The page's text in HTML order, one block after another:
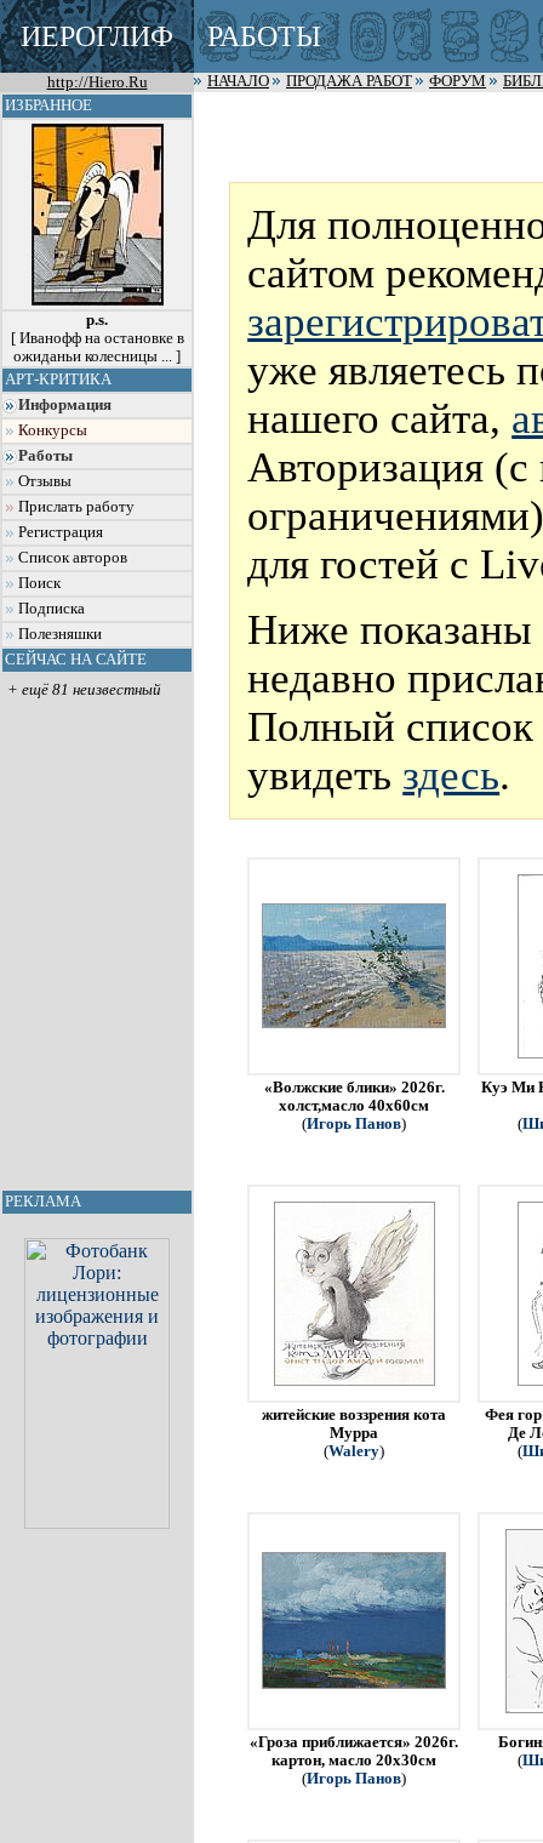
ИЕРОГЛИФ РАБОТЫ
http://Hiero.Ru НАЧАЛО ПРОДАЖА РАБОТ ФОРУМ
ИЗБРАННОЕ
p.s.
[ Иванофф на остановке в
ожиданьи колесницы ... ]
АРТ-КРИТИКА
Информация
Конкурсы
Работы
Отзывы
Прислать работу
Регистрация
Список авторов
Поиск
Подписка
Полезняшки
СЕЙЧАС НА САЙТЕ
+ ещё 81 неизвестный
РЕКЛАМА
Для
сайтом
уже являетесь
нашего сайта,
Авторизация
для гостей с
Ниже показаны
недавно
Полный
увидеть здесь.
«Волжские блики» 2026г.
холст,масло 40х60см
(Игорь Панов)
Куэ Ми
(
житейские воззрения кота
Мурра
(Walery)
Фея гор
Де
(
«Гроза приближается» 2026г.
картон, масло 20х30см
(Игорь Панов)
(